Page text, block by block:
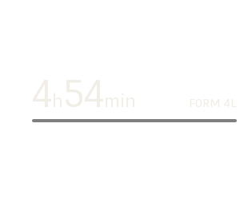
4h 54min FORM 4L